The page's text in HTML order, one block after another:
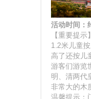
活动时间：
【重要提
1.2米儿童
高了还按儿
游客们游览
明、清两代
非常大的木
温馨提示：